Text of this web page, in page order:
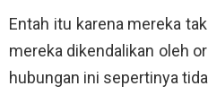
Entah itu karena mereka
mereka dikendalikan oleh
hubungan ini sepertinya